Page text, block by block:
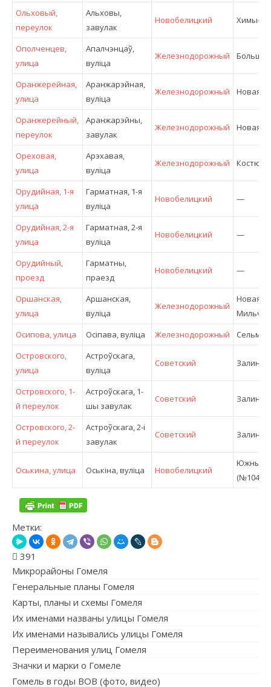
Ольховый,
переулок
Альховы,
завулак
Новобелицкий Химы-1
Ополченцев,
улица
Апалчэнцаў,
вулiца
Железнодорожный
Оранжерейная,
улица
Аранжарэйная,
вулiца
Железнодорожный Новая
Оранжерейный,
переулок
Аранжарэйны,
завулак
Железнодорожный Новая
Ореховая,
улица
Арэхавая,
вулiца
Железнодорожный
Орудийная, 1-я
улица
Гарматная, 1-я
вулiца
Новобелицкий —
Орудийная, 2-я
улица
Гарматная, 2-я
вулiца
Новобелицкий —
Орудийный,
проезд
Гарматны,
праезд
Новобелицкий —
Оршанская,
улица
Аршанская,
вулiца
Железнодорожный
Новая
Мильча
Осипова, улица
Осiпава, вулiца Железнодорожный
Островского,
улица
Астроўскага,
вулiца
Советский
Островского, 1-
й переулок
Астроўскага, 1-
шы завулак
Советский
Островского, 2-
й переулок
Астроўскага, 2-і
завулак
Советский
Оськина, улица Оськіна, вулiца Новобелицкий
Южный
(№104)
Метки:
391
Микрорайоны Гомеля
Генеральные планы Гомеля
Карты, планы и схемы Гомеля
Их именами названы улицы Гомеля
Их именами назывались улицы Гомеля
Переименования улиц Гомеля
Значки и марки о Гомеле
Гомель в годы ВОВ (фото, видео)